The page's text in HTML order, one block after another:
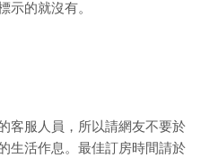
示的就沒有。
客服人員，所以請網友不要於
生活作息。最佳訂房時間請於